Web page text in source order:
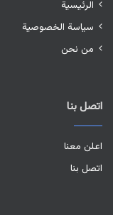
الرئيسية
سياسة الخصوصية
من نحن
اتصل بنا
اعلن معنا
اتصل بنا